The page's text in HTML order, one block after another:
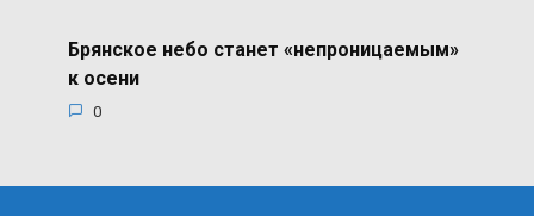
Брянское небо станет «непроницаемым»
к осени
0